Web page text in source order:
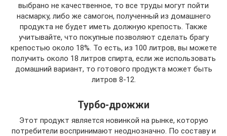
выбрано не качественное, то все труды могут пойти
насмарку, либо же самогон, полученный из домашнего
продукта не будет иметь должную крепость. Также
учитывайте, что покупные позволяют сделать брагу
крепостью около 18%. То есть, из 100 литров, вы можете
получить около 18 литров спирта, если же использовать
домашний вариант, то готового продукта может быть
литров 8-12.
Турбо-дрожжи
Этот продукт является новинкой на рынке, которую
потребители воспринимают неоднозначно. По составу и